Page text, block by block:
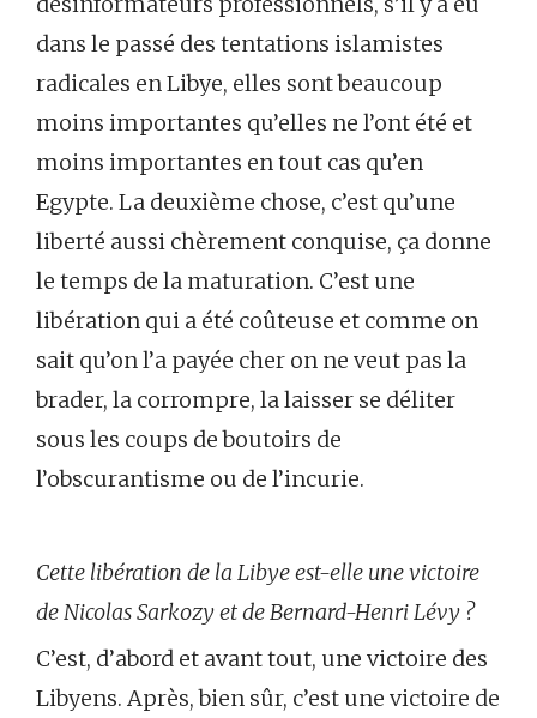
dans le passé des tentations islamistes
radicales en Libye, elles sont beaucoup
moins importantes qu’elles ne l’ont été et
moins importantes en tout cas qu’en
Egypte. La deuxième chose, c’est qu’une
liberté aussi chèrement conquise, ça donne
le temps de la maturation. C’est une
libération qui a été coûteuse et comme on
sait qu’on l’a payée cher on ne veut pas la
brader, la corrompre, la laisser se déliter
sous les coups de boutoirs de
l’obscurantisme ou de l’incurie.
Cette libération de la Libye est-elle une victoire
de Nicolas Sarkozy et de Bernard-Henri Lévy ?
C’est, d’abord et avant tout, une victoire des
Libyens. Après, bien sûr, c’est une victoire de